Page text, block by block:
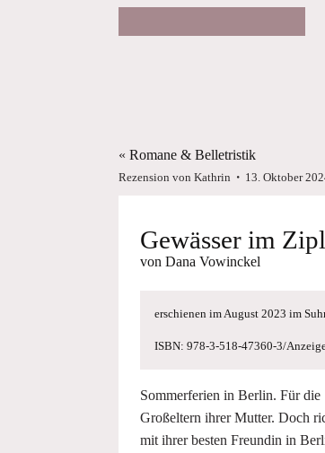
« Romane & Belletristik
Rezension von Kathrin ・ 13. Oktober
Gewässer im
von Dana Vowinckel
erschienen im August 2023 im
ISBN: 978-3-518-47360-3/
Sommerferien in Berlin. Für die
Großeltern ihrer Mutter. Doch
mit ihrer besten Freundin in